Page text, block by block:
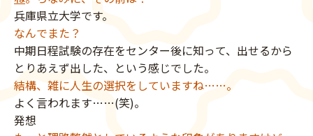
兵庫県立大学です。
なんでまた？
中期日程試験の存在をセンター後に知って、出せるから
とりあえず出した、という感じでした。
結構、雑に人生の選択をしていますね……。
よく言われます……(笑)。
発想